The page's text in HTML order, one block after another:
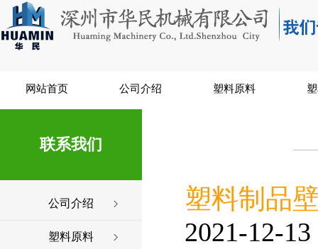
网站首页 公司介绍 塑料原料
联系我们
公司介绍
塑料原料
塑料制品
2021-12-